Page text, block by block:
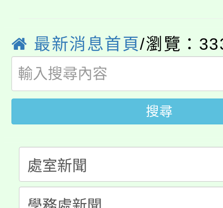
局官網。
8月14至27日，桃園電
開!
115年桃園市運動會8/
田徑場及游泳池舉行。
桃園市低收入戶享有免
視費優惠，中低收入戶
半價優惠，詳情可洽有
者。
大園自造教育及科技中
份教師增能研習
大溪自造教育及科技中
份教師研習
淨零綠生活教案入校路
會
115年食農教育專業人
最新消息首頁/瀏覽：
搜尋